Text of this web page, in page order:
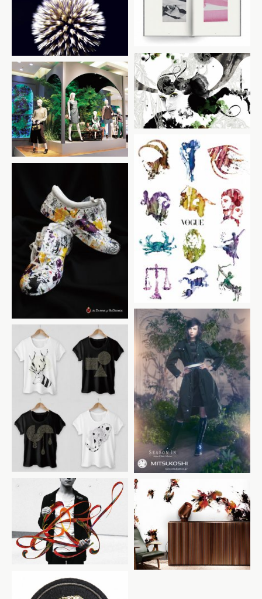
BareFace / Look Book
Liberated Mind / Film
Condé Nast UK Baku
Magazine /
メルセデス・ベンツ ファッシ
ョン・
ウィーク
髙島屋 JR名古屋高島屋
Autumn Collection
Condé Nast
Publications
「VOGUE Germany」
The Duffer of St.
George
三越伊勢丹 SEASON IN
2k by Gingham
YOU/UTA CD cover Tres Tintas BCN